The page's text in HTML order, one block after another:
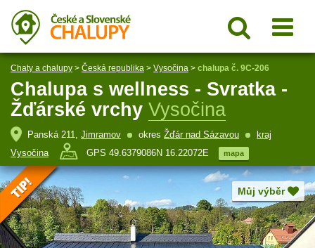
Chaty a chalupy > Česká republika > Vysočina > chalupa č. 9C-206
Chalupa s wellness - Svratka -
Žďárské vrchy Vysočina
Panská 211, Jimramov okres Žďár nad Sázavou
kraj
Vysočina
GPS 49.6379086N 16.22072E mapa
Můj výběr